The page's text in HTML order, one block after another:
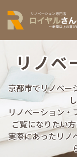
リノベ
京都市でリノベー
リノベーション
ご覧になりたい
実際にあったリノ